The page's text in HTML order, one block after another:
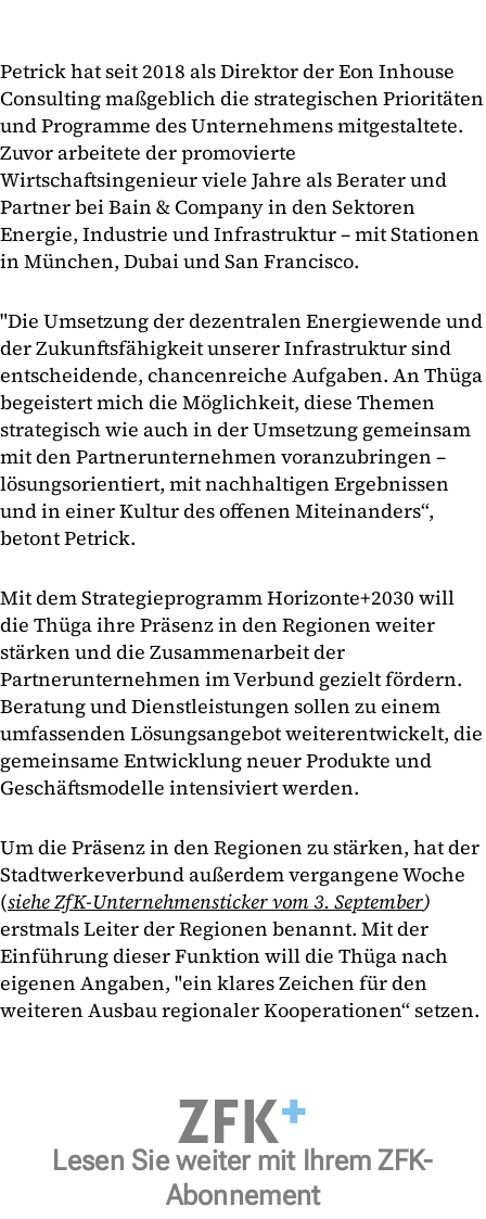
Petrick hat seit 2018 als Direktor der Eon Inhouse
Consulting maßgeblich die strategischen Prioritäten
und Programme des Unternehmens mitgestaltete.
Zuvor arbeitete der promovierte
Wirtschaftsingenieur viele Jahre als Berater und
Partner bei Bain & Company in den Sektoren
Energie, Industrie und Infrastruktur – mit Stationen
in München, Dubai und San Francisco.
"Die Umsetzung der dezentralen Energiewende und
der Zukunftsfähigkeit unserer Infrastruktur sind
entscheidende, chancenreiche Aufgaben. An Thüga
begeistert mich die Möglichkeit, diese Themen
strategisch wie auch in der Umsetzung gemeinsam
mit den Partnerunternehmen voranzubringen –
lösungsorientiert, mit nachhaltigen Ergebnissen
und in einer Kultur des offenen Miteinanders“,
betont Petrick.
Mit dem Strategieprogramm Horizonte+2030 will
die Thüga ihre Präsenz in den Regionen weiter
stärken und die Zusammenarbeit der
Partnerunternehmen im Verbund gezielt fördern.
Beratung und Dienstleistungen sollen zu einem
umfassenden Lösungsangebot weiterentwickelt, die
gemeinsame Entwicklung neuer Produkte und
Geschäftsmodelle intensiviert werden.
Um die Präsenz in den Regionen zu stärken, hat der
Stadtwerkeverbund außerdem vergangene Woche
(siehe ZfK-Unternehmensticker vom 3. September)
erstmals Leiter der Regionen benannt. Mit der
Einführung dieser Funktion will die Thüga nach
eigenen Angaben, "ein klares Zeichen für den
weiteren Ausbau regionaler Kooperationen“ setzen.
Lesen Sie weiter mit Ihrem ZFK-
Abonnement